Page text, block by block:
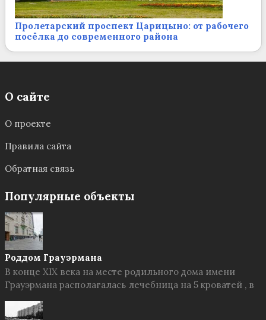
Пролетарский проспект Царицыно: от рабочего
посёлка до современного района
О сайте
О проекте
Правила сайта
Обратная связь
Популярные объекты
Роддом Грауэрмана
В конце XIX века на месте родильного дома имени
Грауэрмана располагалась лечебница на 5 кроватей , в